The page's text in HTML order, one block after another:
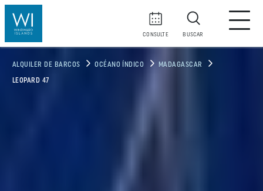
CONSULTE BUSCAR
ALQUILER DE BARCOS OCÉANO ÍNDICO MADAGASCAR
LEOPARD 47